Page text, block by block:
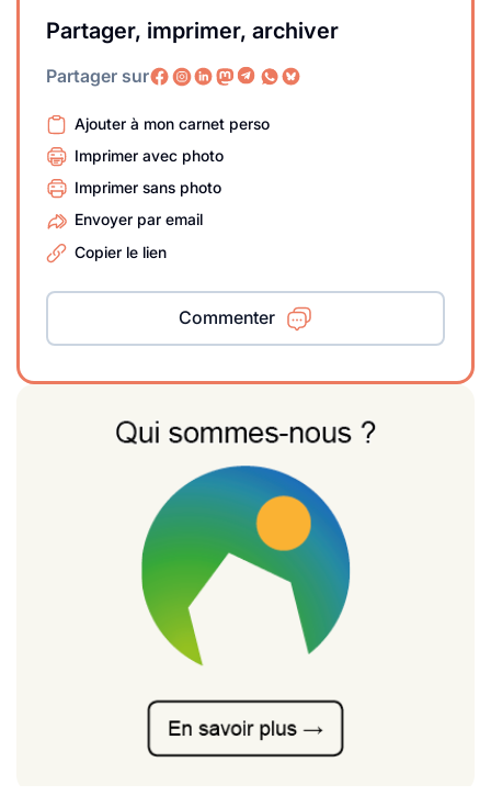
Partager, imprimer, archiver
Partager sur
Ajouter à mon carnet perso
Imprimer avec photo
Imprimer sans photo
Envoyer par email
Copier le lien
Commenter